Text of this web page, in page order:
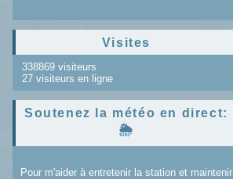
Visites
338869 visiteurs
27 visiteurs en ligne
Soutenez la météo en direct:
🌦️
Pour m'aider à entretenir la station et maintenir